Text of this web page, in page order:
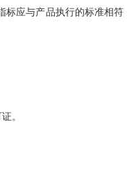
应与产品执行的标准相
。